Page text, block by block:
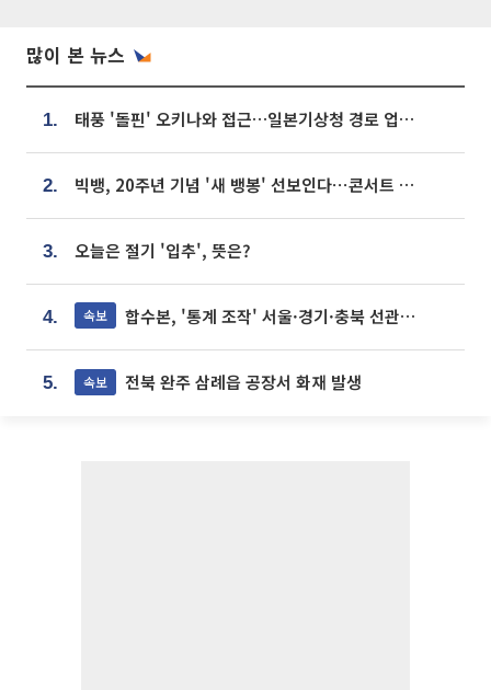
많이 본 뉴스
1. 태풍 '돌핀' 오키나와 접근…일본기상청 경로 업데이트
2. 빅뱅, 20주년 기념 '새 뱅봉' 선보인다⋯콘서트 앞두고 팝업 개최
3. 오늘은 절기 '입추', 뜻은?
4. 속보 합수본, '통계 조작' 서울·경기·충북 선관위 등 추가 압수수색
5. 속보 전북 완주 삼례읍 공장서 화재 발생